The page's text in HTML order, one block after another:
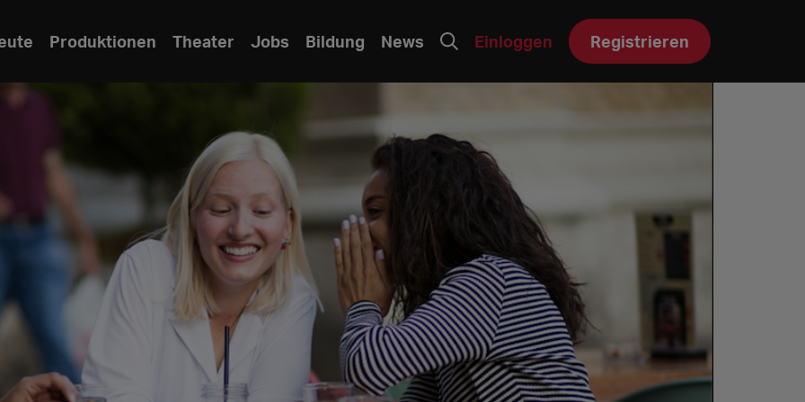
Produktionen Theater Jobs Bildung News Einloggen Registrieren